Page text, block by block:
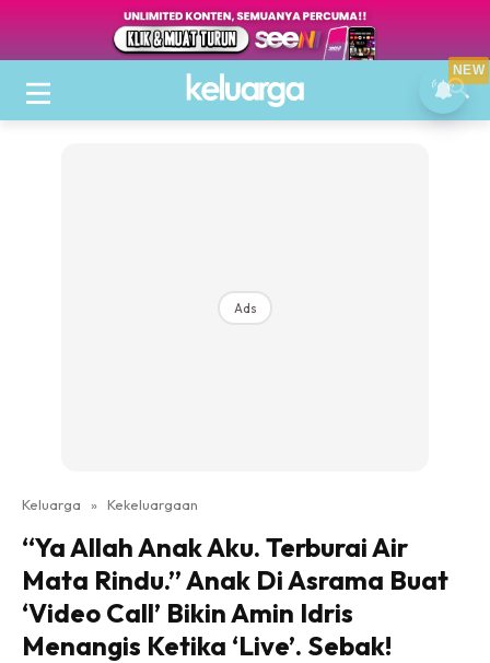
Ads
Keluarga » Kekeluargaan
“Ya Allah Anak Aku. Terburai Air
Mata Rindu.” Anak Di Asrama Buat
‘Video Call’ Bikin Amin Idris
Menangis Ketika ‘Live’. Sebak!
NEW